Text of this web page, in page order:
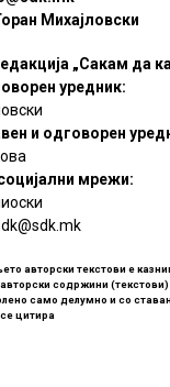
Михајловски
„Сакам да
уредник:
и одговорен
мрежи:
авторски текстови е
содржини (текстови)
само делумно и со
цитира